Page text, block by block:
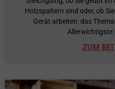
Holzspaltern sind oder, ob
Gerät arbeiten: das
ZUM